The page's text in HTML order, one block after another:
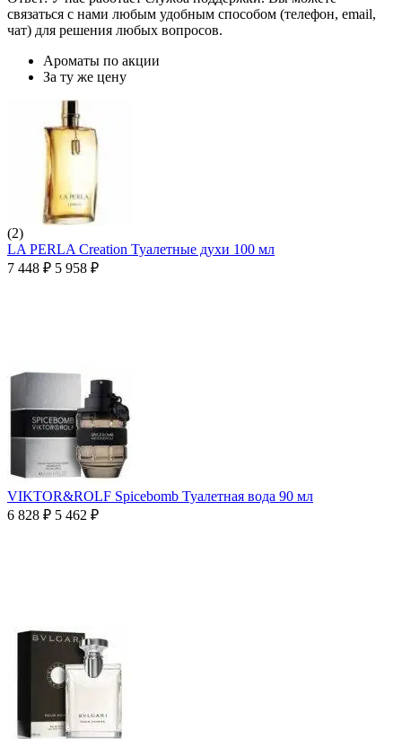
связаться с нами любым удобным способом (телефон, email,
чат) для решения любых вопросов.
Ароматы по акции
За ту же цену
(2)
LA PERLA Creation Туалетные духи 100 мл
7 448 ₽ 5 958 ₽
VIKTOR&ROLF Spicebomb Туалетная вода 90 мл
6 828 ₽ 5 462 ₽